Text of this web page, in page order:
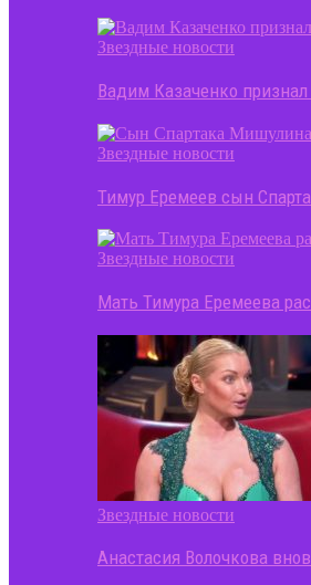
Звездные новости
Вадим Казаченко признал
Звездные новости
Тимур Еремеев сын
Звездные новости
Мать Тимура Еремеева
Звездные новости
Анастасия Волочкова